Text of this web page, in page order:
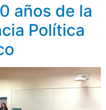
años de la
Política